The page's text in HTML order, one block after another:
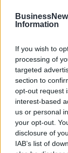
Information
If you wish to
processing of
targeted
section to
opt-out request
interest-based
us or personal
your opt-out.
disclosure of
IAB’s list of
16/02/2017 - 02:00